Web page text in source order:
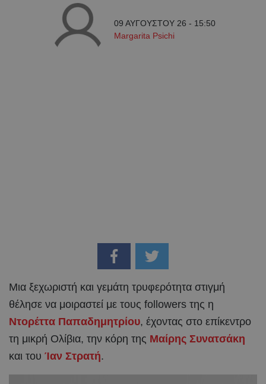
09 ΑΥΓΟΥΣΤΟΥ 26 - 15:50
Margarita Psichi
Μια ξεχωριστή και γεμάτη τρυφερότητα στιγμή
θέλησε να μοιραστεί με τους followers της η
Ντορέττα Παπαδημητρίου, έχοντας στο επίκεντρο
τη μικρή Ολίβια, την κόρη της Μαίρης Συνατσάκη
και του Ίαν Στρατή.